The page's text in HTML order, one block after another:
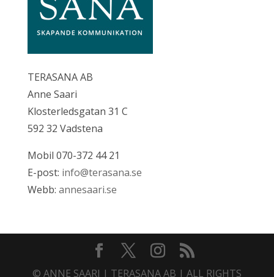
TERASANA AB
Anne Saari
Klosterledsgatan 31 C
592 32 Vadstena
Mobil 070-372 44 21
E-post: info@terasana.se
Webb: annesaari.se
© ANNE SAARI | TERASANA AB | ALL RIGHTS